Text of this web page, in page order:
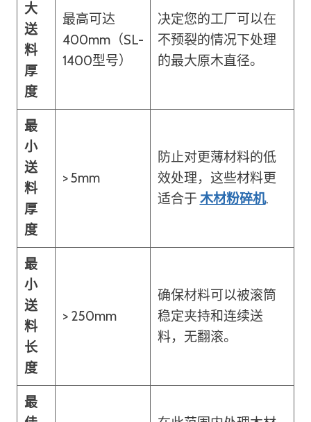
大
送
料
厚
度
最高可达
400mm（SL-
1400型号）
决定您的工厂可以在
不预裂的情况下处理
的最大原木直径。
最
小
送
料
厚
度
> 5mm
防止对更薄材料的低
效处理，这些材料更
适合于 木材粉碎机.
最
小
送
料
长
度
> 250mm
确保材料可以被滚筒
稳定夹持和连续送
料，无翻滚。
最